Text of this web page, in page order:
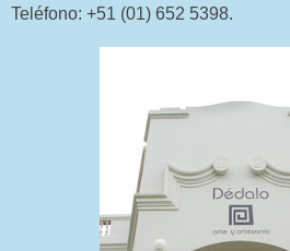
Teléfono: +51 (01) 652 5398.